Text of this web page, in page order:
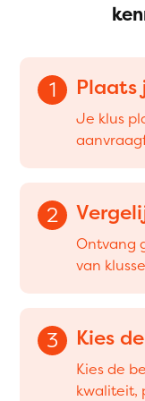
1 Plaats
Je klus
2
Ontvang
van
3 Kies
Kies de
kwaliteit,